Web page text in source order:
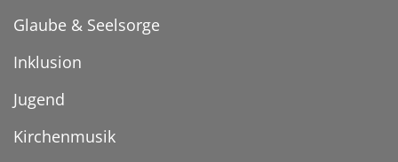
Glaube & Seelsorge
Inklusion
Jugend
Kirchenmusik